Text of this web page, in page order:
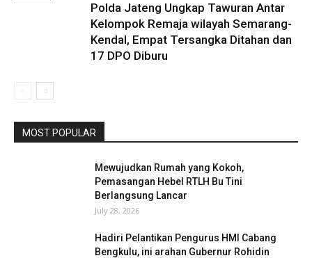
Polda Jateng Ungkap Tawuran Antar
Kelompok Remaja wilayah Semarang-
Kendal, Empat Tersangka Ditahan dan
17 DPO Diburu
MOST POPULAR
Mewujudkan Rumah yang Kokoh,
Pemasangan Hebel RTLH Bu Tini
Berlangsung Lancar
July 28, 2026
Hadiri Pelantikan Pengurus HMI Cabang
Bengkulu, ini arahan Gubernur Rohidin